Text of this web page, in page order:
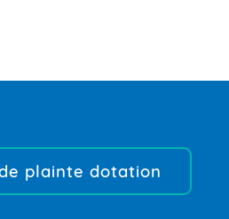
plainte dotation